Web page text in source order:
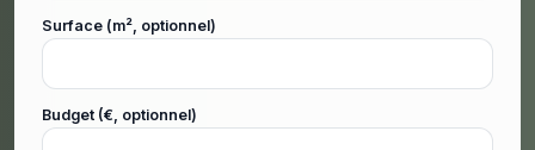
Surface (m², optionnel)
Budget (€, optionnel)